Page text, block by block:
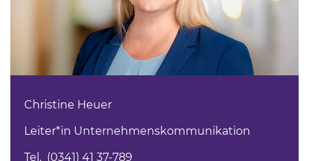
Christine Heuer
Leiter*in Unternehmenskommunikation
Tel. (0341) 41 37-789